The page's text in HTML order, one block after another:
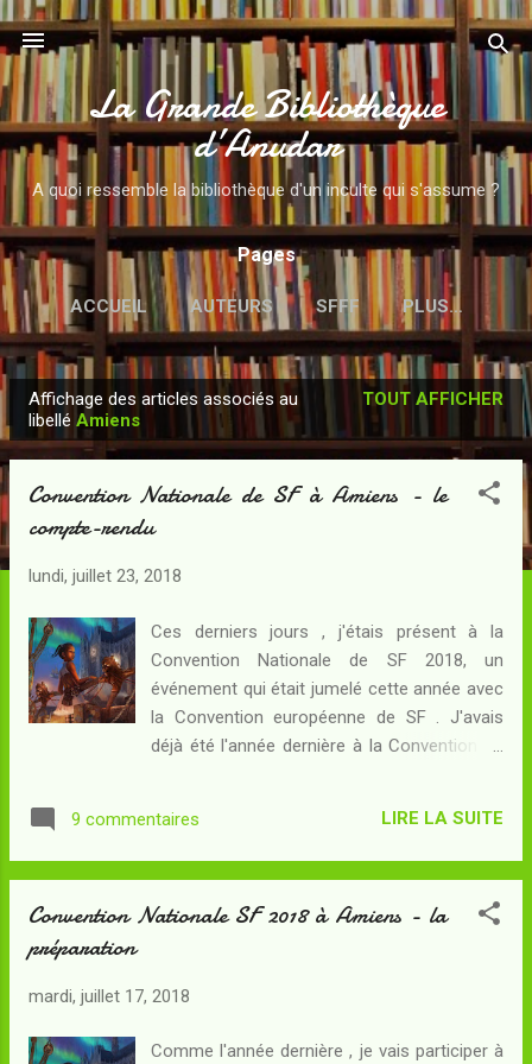
Accéder au contenu principal
La Grande Bibliothèque
d’Anudar
A quoi ressemble la bibliothèque d'un inculte qui s'assume ?
Pages
ACCUEIL AUTEURS SFFF PLUS…
r
Affichage des articles associés au
libellé Amiens
TOUT AFFICHER
Convention Nationale de SF à Amiens - le
compte-rendu
lundi, juillet 23, 2018
Ces derniers jours , j'étais présent à la
Convention Nationale de SF 2018, un
événement qui était jumelé cette année avec
la Convention européenne de SF . J'avais
déjà été l'année dernière à la Convention de
! - et l'expérience avait été assez plaisante
pour que j'aie envie de la reproduire. Amiens
raisons professionnelles - ceux qui savent,
éprouver le déplaisir qui aurait été le mien il y
suis inscrit assez tôt, j'ai réservé mon hôtel
9 commentaires LIRE LA SUITE
Convention Nationale SF 2018 à Amiens - la
préparation
mardi, juillet 17, 2018
Comme l'année dernière , je vais participer à